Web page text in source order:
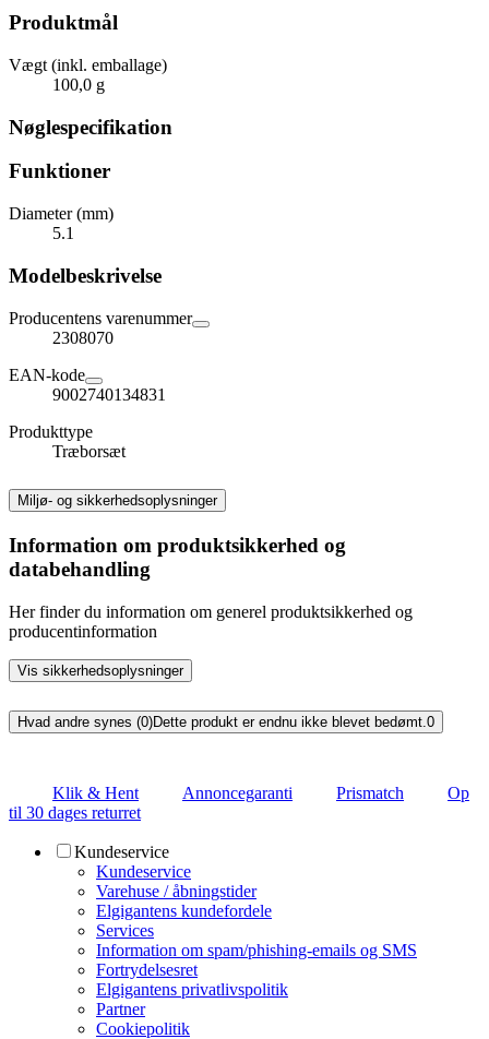
Produktmål
Vægt (inkl. emballage)
100,0 g
Nøglespecifikation
Funktioner
Diameter (mm)
5.1
Modelbeskrivelse
Producentens varenummer
2308070
EAN-kode
9002740134831
Produkttype
Træborsæt
Miljø- og sikkerhedsoplysninger
Information om produktsikkerhed og
databehandling
Her finder du information om generel produktsikkerhed og
producentinformation
Vis sikkerhedsoplysninger
Hvad andre synes (0)Dette produkt er endnu ikke blevet bedømt. 0
Klik & Hent Annoncegaranti Prismatch
Op
til 30 dages returret
Kundeservice
Kundeservice
Varehuse / åbningstider
Elgigantens kundefordele
Services
Information om spam/phishing-emails og SMS
Fortrydelsesret
Elgigantens privatlivspolitik
Partner
Cookiepolitik